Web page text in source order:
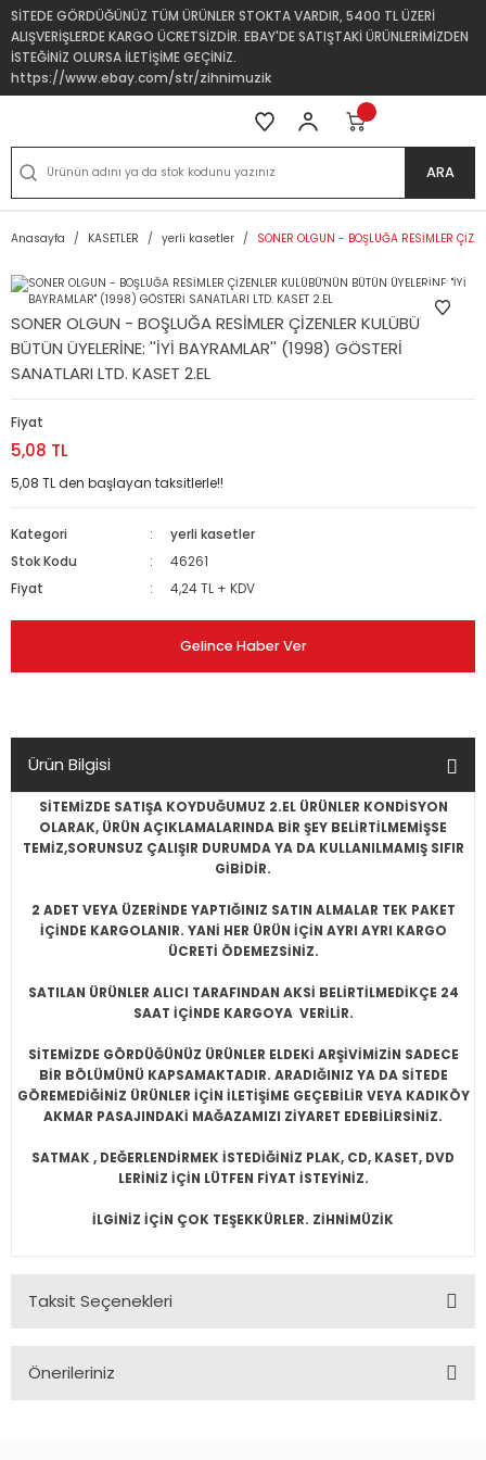
SİTEDE GÖRDÜĞÜNÜZ TÜM ÜRÜNLER STOKTA VARDIR, 5400 TL ÜZERİ
ALIŞVERİŞLERDE KARGO ÜCRETSİZDİR. EBAY'DE SATIŞTAKİ ÜRÜNLERİMİZDEN
İSTEĞİNİZ OLURSA İLETİŞİME GEÇİNİZ.
https://www.ebay.com/str/zihnimuzik
ARA
Anasayfa KASETLER yerli kasetler SONER OLGUN - BOŞLUĞA RESİMLER
SONER OLGUN - BOŞLUĞA RESİMLER ÇİZENLER KULÜBÜ'NÜN
BÜTÜN ÜYELERİNE: ''İYİ BAYRAMLAR'' (1998) GÖSTERİ
SANATLARI LTD. KASET 2.EL
Fiyat
5,08 TL
5,08 TL den başlayan taksitlerle!!
Kategori
yerli kasetler
Stok Kodu
46261
Fiyat
4,24 TL + KDV
Gelince Haber Ver
Ürün Bilgisi
SİTEMİZDE SATIŞA KOYDUĞUMUZ 2.EL ÜRÜNLER KONDİSYON
OLARAK, ÜRÜN AÇIKLAMALARINDA BİR ŞEY BELİRTİLMEMİŞSE
TEMİZ,SORUNSUZ ÇALIŞIR DURUMDA YA DA KULLANILMAMIŞ SIFIR
GİBİDİR.
2 ADET VEYA ÜZERİNDE YAPTIĞINIZ SATIN ALMALAR TEK PAKET
İÇİNDE KARGOLANIR. YANİ HER ÜRÜN İÇİN AYRI AYRI KARGO
ÜCRETİ ÖDEMEZSİNİZ.
SATILAN ÜRÜNLER ALICI TARAFINDAN AKSİ BELİRTİLMEDİKÇE 24
SAAT İÇİNDE KARGOYA VERİLİR.
SİTEMİZDE GÖRDÜĞÜNÜZ ÜRÜNLER ELDEKİ ARŞİVİMİZİN SADECE
BİR BÖLÜMÜNÜ KAPSAMAKTADIR. ARADIĞINIZ YA DA SİTEDE
GÖREMEDİĞİNİZ ÜRÜNLER İÇİN İLETİŞİME GEÇEBİLİR VEYA KADIKÖY
AKMAR PASAJINDAKİ MAĞAZAMIZI ZİYARET EDEBİLİRSİNİZ.
SATMAK , DEĞERLENDİRMEK İSTEDİĞİNİZ PLAK, CD, KASET, DVD
LERİNİZ İÇİN LÜTFEN FİYAT İSTEYİNİZ.
İLGİNİZ İÇİN ÇOK TEŞEKKÜRLER. ZİHNİMÜZİK
Taksit Seçenekleri
Önerileriniz